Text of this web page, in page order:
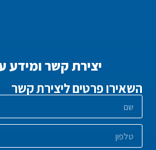
יצירת קשר ומידע
השאירו פרטים ליצירת קשר